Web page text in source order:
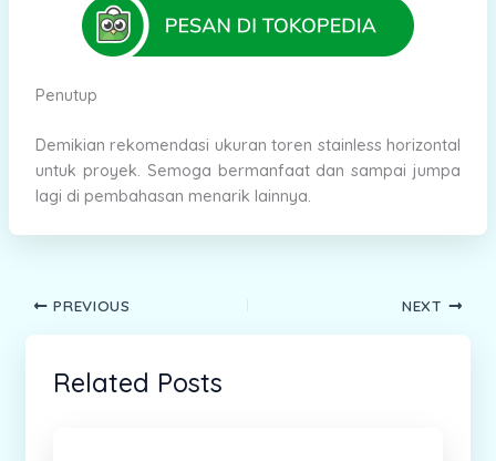
Penutup
Demikian rekomendasi ukuran toren stainless horizontal
untuk proyek. Semoga bermanfaat dan sampai jumpa
lagi di pembahasan menarik lainnya.
PREVIOUS NEXT
Related Posts